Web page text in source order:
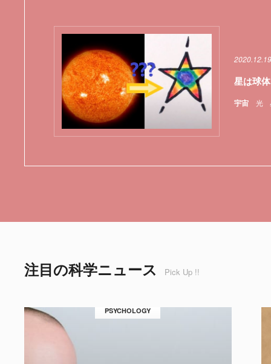
宇宙 光
星は球
注目の科学ニュース Pick Up !!
PSYCHOLOGY